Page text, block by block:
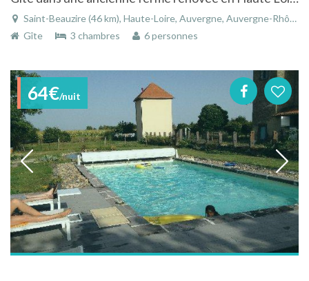
Saint-Beauzire (46 km), Haute-Loire, Auvergne, Auvergne-Rhône-Alpes, France
Gîte
3 chambres 6 personnes
64€/nuit